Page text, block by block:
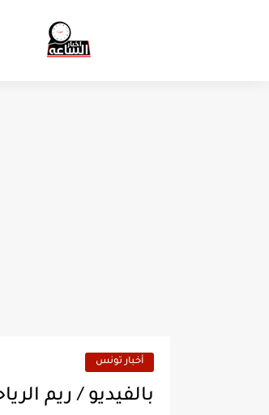
أخبار تونس
بالفيديو / ريم